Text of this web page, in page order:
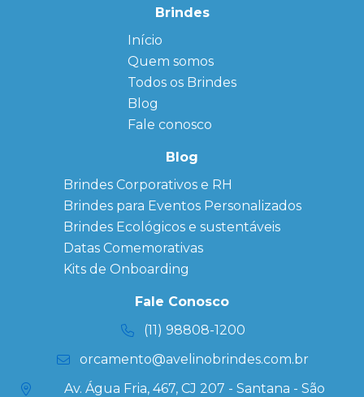
Brindes
Início
Quem somos
← Back
FAQ
Sitemap
Todos os Brindes
← Back
Agendas
Personalizadas
Personalizado
personalizados
Brindes
Corporativos
Copos Térmicos
Personalizados
Datas Especiais
Ecobag
Personalizada
Kits
Blog
Fale conosco
Blog
Brindes Corporativos e RH
Brindes para Eventos Personalizados
Brindes Ecológicos e sustentáveis
Datas Comemorativas
Kits de Onboarding
Fale Conosco
(11) 98808-1200
orcamento@avelinobrindes.com.br
Av. Água Fria, 467, CJ 207 - Santana - São